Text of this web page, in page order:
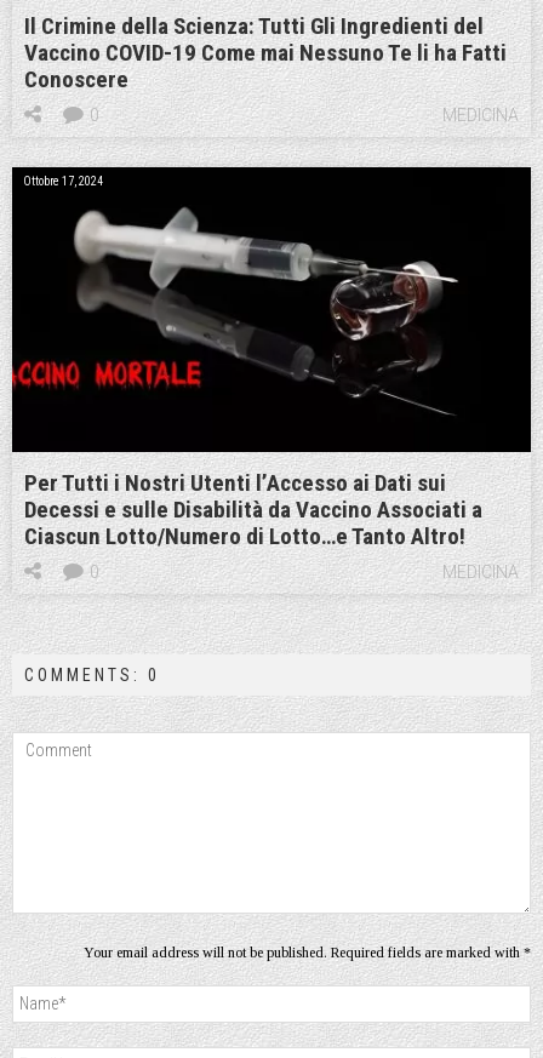
Il Crimine della Scienza: Tutti Gli Ingredienti del
Vaccino COVID-19 Come mai Nessuno Te li ha Fatti
Conoscere
MEDICINA
0
Ottobre 17, 2024
Per Tutti i Nostri Utenti l’Accesso ai Dati sui
Decessi e sulle Disabilità da Vaccino Associati a
Ciascun Lotto/Numero di Lotto…e Tanto Altro!
MEDICINA
0
COMMENTS: 0
Your email address will not be published. Required fields are marked with *